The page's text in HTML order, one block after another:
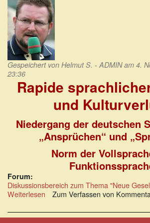
Gespeichert von Helmut S. - ADMINam 4.
23:36
Rapide
und
Niedergang der deutschen
„Ansprüchen“ und
Norm der
Forum:
Diskussionsbereich zum Thema "Neue
Weiterlesen über
sprachlicher
Niveau-
Zum Verfassen von